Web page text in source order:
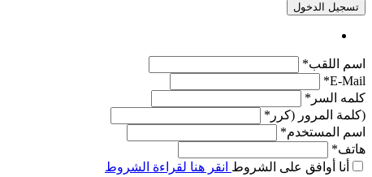
تسجيل الدخول
اسم اللقب*
E-Mail*
كلمه السر*
(كلمة المرور (كرر*
اسم المستخدم*
هاتف*
أنا أوافق على الشروط انقر هنا لقراءة الشروط